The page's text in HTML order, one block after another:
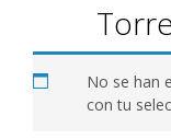
No se han
con tu